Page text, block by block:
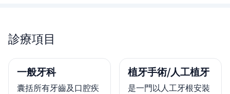
診療項目
一般牙科
囊括所有牙齒及口腔疾
植牙手術/人工植牙
是一門以人工牙根安裝